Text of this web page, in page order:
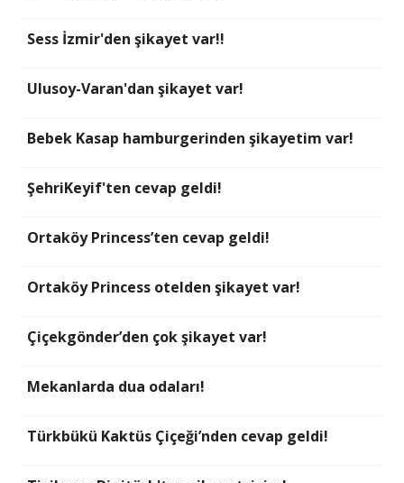
Sess İzmir'den şikayet var!!
Ulusoy-Varan'dan şikayet var!
Bebek Kasap hamburgerinden şikayetim var!
ŞehriKeyif'ten cevap geldi!
Ortaköy Princess’ten cevap geldi!
Ortaköy Princess otelden şikayet var!
Çiçekgönder’den çok şikayet var!
Mekanlarda dua odaları!
Türkbükü Kaktüs Çiçeği’nden cevap geldi!